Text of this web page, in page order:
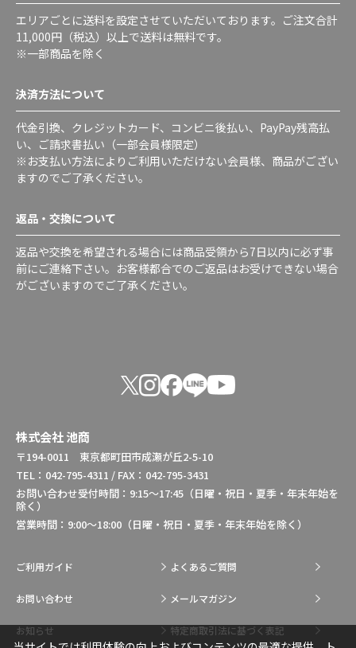
エリアごとに送料を設定させていただいております。ご注文合計
11,000円（税込）以上で送料は無料です。
※一部商品を除く
決済方法について
代金引換、クレジットカード、コンビニ後払い、PayPay残高払
い、ご請求書払い（一部会員様限定）
※お支払い方法によりご利用いただけない会員様、商品がござい
ますのでご了承ください。
返品・交換について
返品や交換を希望される場合には商品受領から7日以内に必ず事
前にご連絡下さい。お客様都合でのご返品はお受けできない場合
がございますのでご了承ください。
株式会社 池商
〒194-0011 東京都町田市成瀬が丘2-5-10
TEL：042-795-4311 / FAX：042-795-3431
お問い合わせ受付時間：9:15～17:45（日曜・祝日・夏季・年末年始を
除く）
営業時間：9:00～18:00（日曜・祝日・夏季・年末年始を除く）
ご利用ガイド よくあるご質問
お問い合わせ メールマガジン
お知らせ 特定商取引法に基づく表記